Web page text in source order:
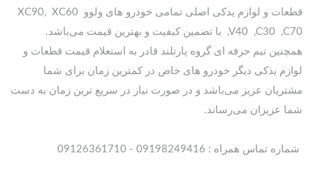
قطعات و لوازم یدکی اصلی تمامی خودرو های ولوو XC90, XC60
,V40 ,C30 ,C70 با تضمین کیفیت و بهترین قیمت می‌باشد.
همچنین تیم حرفه ای گروه پارتلند قادر به استعلام قیمت قطعات و
لوازم یدکی دیگر خودرو های خاص در کمترین زمان برای شما
مشتریان عزیز می‌باشد و در صورت نیاز در سریع ترین زمان به دست
شما عزیزان می‌رساند.
شماره تماس همراه : 09198249416 - 09126361710